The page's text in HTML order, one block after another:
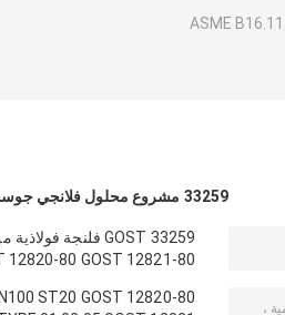
ASME B16.11
33259 مشروع محلول فلانجي جوست 33259